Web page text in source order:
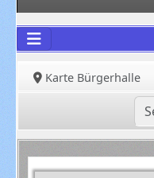
Karte Bürgerhalle